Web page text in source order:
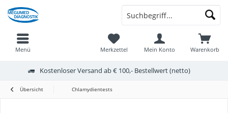
Kostenloser Versand ab € 100,- Bestellwert (netto)
Warenkorb
Merkzettel Mein Konto
Menü
Übersicht Chlamydientests